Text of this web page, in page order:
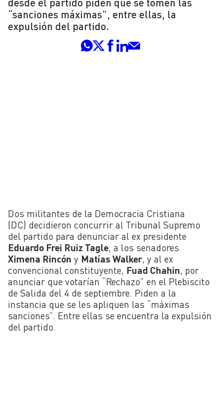
“sanciones máximas”, entre ellas, la
expulsión del partido.
Dos militantes de la Democracia Cristiana
(DC) decidieron concurrir al Tribunal Supremo
del partido para denunciar al ex presidente
Eduardo Frei Ruiz Tagle , a los senadores
Ximena Rincón y Matías Walker , y al ex
convencional constituyente, Fuad Chahin , por
anunciar que votarían “Rechazo” en el Plebiscito
de Salida del 4 de septiembre. Piden a la
instancia que se les apliquen las “máximas
sanciones”. Entre ellas se encuentra la expulsión
del partido.